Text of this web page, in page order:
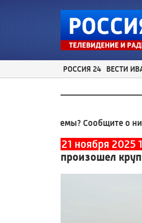
РОССИЯ 24 ВЕСТИ
Сообщите о них!
21 ноября 2025
произошел